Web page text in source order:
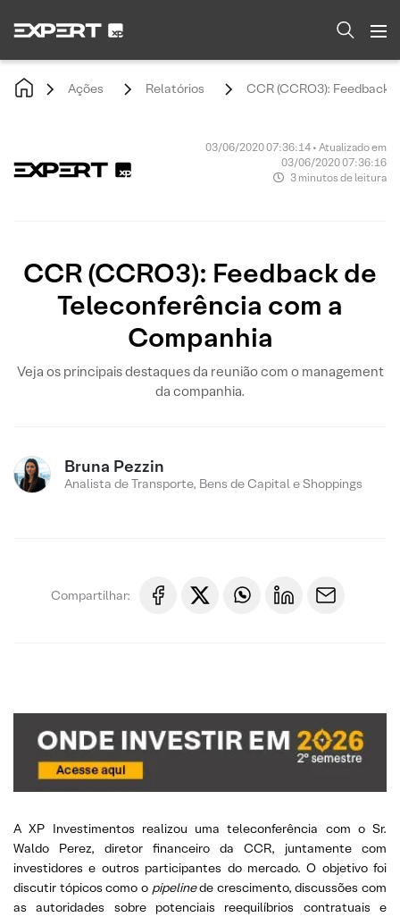
Ações Relatórios CCR (CCRO3): Feedback
03/06/2020 07:36:14 • Atualizado em
03/06/2020 07:36:16
3 minutos de leitura
CCR (CCRO3): Feedback de
Teleconferência com a
Companhia
Veja os principais destaques da reunião com o management
da companhia.
Bruna Pezzin
Analista de Transporte, Bens de Capital e Shoppings
Compartilhar:
A XP Investimentos realizou uma teleconferência com o Sr.
Waldo Perez, diretor financeiro da CCR, juntamente com
investidores e outros participantes do mercado. O objetivo foi
discutir tópicos como o pipelinede crescimento, discussões com
as autoridades sobre potenciais reequilíbrios contratuais e